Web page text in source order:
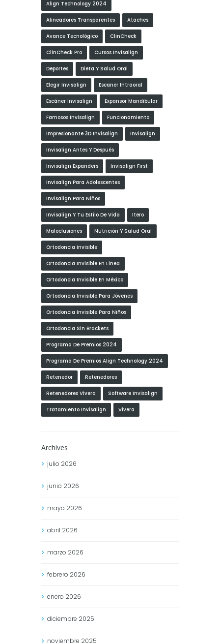
Align Technology 2024
Alineadores Transparentes Ataches
Avance Tecnológico ClinCheck
ClinCheck Pro Cursos Invisalign
Deportes Dieta Y Salud Oral
Elegir Invisalign Escaner Intraoral
Escáner Invisalign Expansor Mandibular
Famosos Invisalign Funcionamiento
Impresionante 3D Invisalign Invisalign
Invisalign Antes Y Después
Invisalign Expanders Invisalign First
Invisalign Para Adolescentes
Invisalign Para Niños
Invisalign Y Tu Estilo De Vida Itero
Maloclusiones Nutrición Y Salud Oral
Ortodoncia Invisible
Ortodoncia Invisible En Linea
Ortodoncia Invisible En México
Ortodoncia Invisible Para Jóvenes
Ortodoncia Invisible Para Niños
Ortodoncia Sin Brackets
Programa De Premios 2024
Programa De Premios Align Technology 2024
Retenedor Retenedores
Retenedores Vivera Software Invisalign
Tratamiento Invisalign Vivera
Archives
julio 2026
junio 2026
mayo 2026
abril 2026
marzo 2026
febrero 2026
enero 2026
diciembre 2025
noviembre 2025